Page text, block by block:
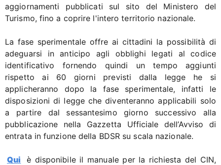
aggiornamenti pubblicati sul sito del Ministero del
Turismo, fino a coprire l'intero territorio nazionale.
La fase sperimentale offre ai cittadini la possibilità di
adeguarsi in anticipo agli obblighi legati al codice
identificativo fornendo quindi un tempo aggiunti
rispetto ai 60 giorni previsti dalla legge he si
applicheranno dopo la fase sperimentale, infatti le
disposizioni di legge che diventeranno applicabili solo
a partire dal sessantesimo giorno successivo alla
pubblicazione nella Gazzetta Ufficiale dell’Avviso di
entrata in funzione della BDSR su scala nazionale.
Qui
è disponibile il manuale per la richiesta del CIN,